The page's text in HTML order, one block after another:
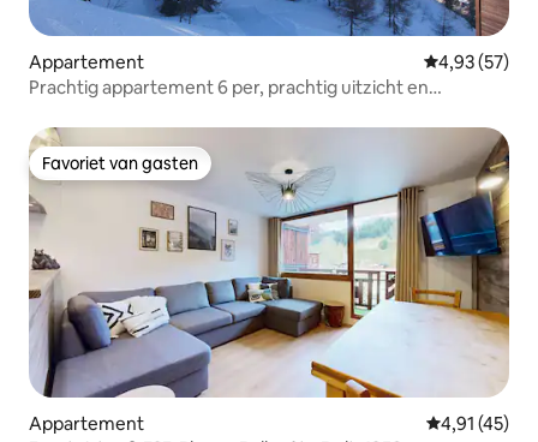
Appartement Gemiddelde
4,93 (57)
Prachtig appartement 6 per, prachtig uitzicht en
Favoriet van gasten
Favoriet van gasten
Appartement Gemiddelde
4,91 (45)